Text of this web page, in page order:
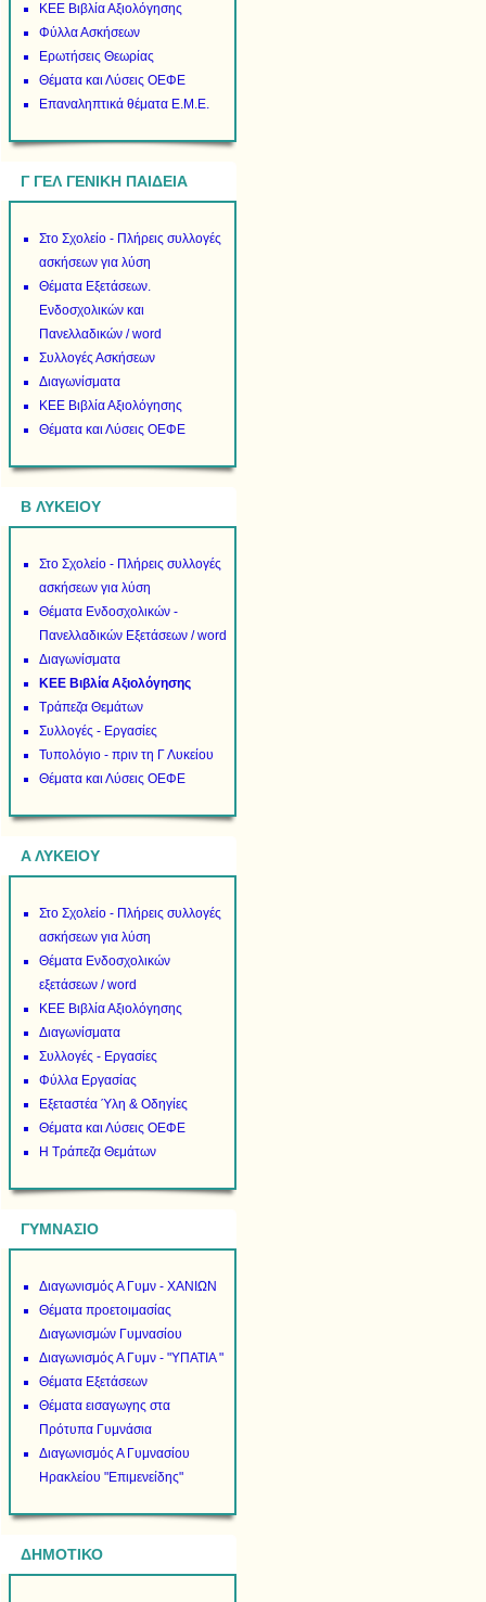
ΚΕΕ Βιβλία Αξιολόγησης
Φύλλα Ασκήσεων
Ερωτήσεις Θεωρίας
Θέματα και Λύσεις ΟΕΦΕ
Επαναληπτικά θέματα Ε.Μ.Ε.
Γ ΓΕΛ ΓΕΝΙΚΗ ΠΑΙΔΕΙΑ
Στο Σχολείο - Πλήρεις συλλογές
ασκήσεων για λύση
Θέματα Εξετάσεων.
Ενδοσχολικών και
Πανελλαδικών / word
Συλλογές Ασκήσεων
Διαγωνίσματα
ΚΕΕ Βιβλία Αξιολόγησης
Θέματα και Λύσεις ΟΕΦΕ
B ΛΥΚΕΙΟΥ
Στο Σχολείο - Πλήρεις συλλογές
ασκήσεων για λύση
Θέματα Ενδοσχολικών -
Πανελλαδικών Εξετάσεων / word
Διαγωνίσματα
ΚΕΕ Βιβλία Αξιολόγησης
Τράπεζα Θεμάτων
Συλλογές - Εργασίες
Τυπολόγιο - πριν τη Γ Λυκείου
Θέματα και Λύσεις ΟΕΦΕ
Α ΛΥΚΕΙΟΥ
Στο Σχολείο - Πλήρεις συλλογές
ασκήσεων για λύση
Θέματα Ενδοσχολικών
εξετάσεων / word
ΚΕΕ Βιβλία Αξιολόγησης
Διαγωνίσματα
Συλλογές - Εργασίες
Φύλλα Εργασίας
Εξεταστέα Ύλη & Οδηγίες
Θέματα και Λύσεις ΟΕΦΕ
Η Τράπεζα Θεμάτων
ΓΥΜΝΑΣΙΟ
Διαγωνισμός Α Γυμν - ΧΑΝΙΩΝ
Θέματα προετοιμασίας
Διαγωνισμών Γυμνασίου
Διαγωνισμός Α Γυμν - "ΥΠΑΤΙΑ "
Θέματα Εξετάσεων
Θέματα εισαγωγης στα
Πρότυπα Γυμνάσια
Διαγωνισμός Α Γυμνασίου
Ηρακλείου "Επιμενείδης"
ΔΗΜΟΤΙΚΟ